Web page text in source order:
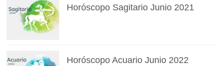
Horóscopo Sagitario Junio 2021
Horóscopo Acuario Junio 2022